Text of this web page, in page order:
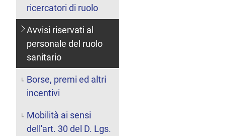
ricercatori di ruolo
Avvisi riservati al
personale del ruolo
sanitario
Borse, premi ed altri
incentivi
Mobilità ai sensi
dell'art. 30 del D. Lgs.